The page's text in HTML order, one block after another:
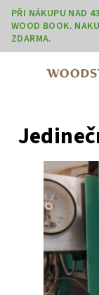
Přejít
obsah
PŘI NÁKUPU NAD
WOOD BOOK.
ZDARMA.